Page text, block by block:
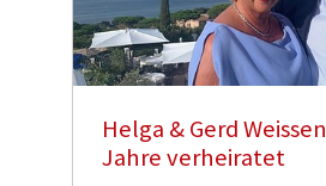
Helga & Gerd
Jahre verheiratet